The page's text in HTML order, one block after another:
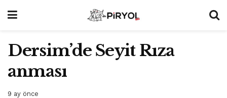
Dersim’de Seyit Rıza
anması
9 ay önce